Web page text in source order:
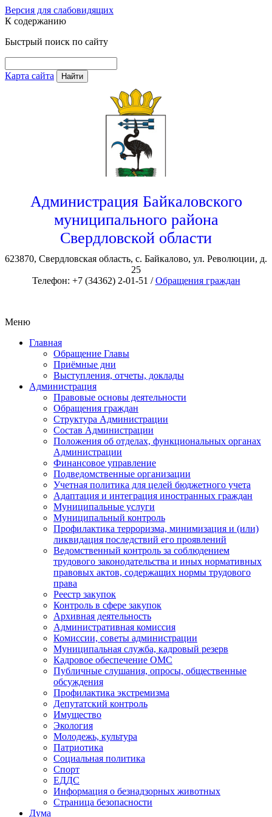
Версия для слабовидящих
К содержанию
Быстрый поиск по сайту
Карта сайта Найти
Администрация Байкаловского
муниципального района
Свердловской области
623870, Свердловская область, с. Байкалово, ул. Революции, д.
25
Телефон: +7 (34362) 2-01-51 /Обращения граждан
Меню
Главная
Обращение Главы
Приёмные дни
Выступления, отчеты, доклады
Администрация
Правовые основы деятельности
Обращения граждан
Структура Администрации
Состав Администрации
Положения об отделах, функциональных органах
Администрации
Финансовое управление
Подведомственные организации
Учетная политика для целей бюджетного учета
Адаптация и интеграция иностранных граждан
Муниципальные услуги
Муниципальный контроль
Профилактика терроризма, минимизация и (или)
ликвидация последствий его проявлений
Ведомственный контроль за соблюдением
трудового законодательства и иных нормативных
правовых актов, содержащих нормы трудового
права
Реестр закупок
Контроль в сфере закупок
Архивная деятельность
Административная комиссия
Комиссии, советы администрации
Муниципальная служба, кадровый резерв
Кадровое обеспечение ОМС
Публичные слушания, опросы, общественные
обсуждения
Профилактика экстремизма
Депутатский контроль
Имущество
Экология
Молодежь, культура
Патриотика
Социальная политика
Спорт
ЕДДС
Информация о безнадзорных животных
Страница безопасности
Дума